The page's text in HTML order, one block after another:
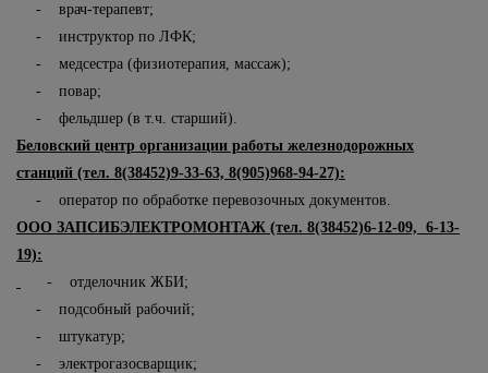
- врач-терапевт;
- инструктор по ЛФК;
- медсестра (физиотерапия, массаж);
- повар;
- фельдшер (в т.ч. старший).
Беловский центр организации работы железнодорожных
станций (тел. 8(38452)9-33-63, 8(905)968-94-27):
- оператор по обработке перевозочных документов.
ООО ЗАПСИБЭЛЕКТРОМОНТАЖ (тел. 8(38452)6-12-09, 6-13-
19):
- отделочник ЖБИ;
- подсобный рабочий;
- штукатур;
- электрогазосварщик;